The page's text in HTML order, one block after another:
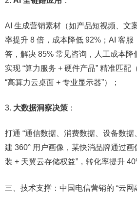
AI 生成营销素材（如产品短视频、文
率提升 8 倍，成本降低 92%；AI 客服
答，解决 85% 常见咨询，人工成本降
实现 “算力服务 + 硬件产品” 精准匹配
“高算力云桌面 + 专业显示器”）；​
大数据洞察决策 ：​
打通 “通信数据、消费数据、设备数据
建 360° 用户画像，某快消品牌通过画
装 + 天翼云存储权益”，转化率提升
三、技术支撑：中国电信营销的 “云网